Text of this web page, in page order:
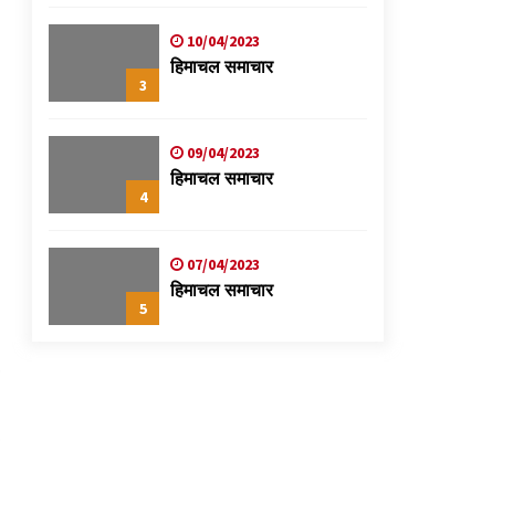
स्वास्थ्य शिविर
3
10/04/2023
हिमाचल समाचार
4
09/04/2023
हिमाचल समाचार
5
07/04/2023
हिमाचल समाचार